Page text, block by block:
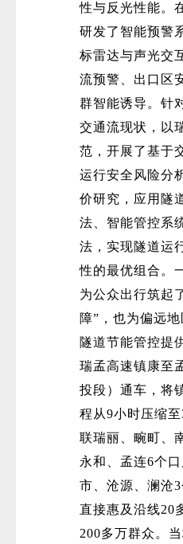
性与反光性能。
研发了智能预警
标雷达与声光交
流预警、出口区
群智能诱导。针
交通流现状，以
范，开展了基于
运行安全风险分
价研究，应用隧
法、智能管控系
法，实现隧道运
性的最优组合。
为公众出行筑起
障”，也为偏远
隧道节能管控提
瑞孟高速镇康至
投段）通车，将
程从9小时压缩
联瑞丽、畹町、
永和、孟连6个
市、沧源、澜沧
直接惠及沿线20
200多万群众。